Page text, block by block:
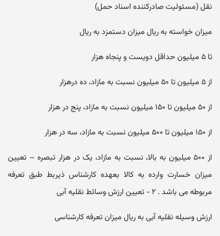
نقل (مسئولیت صادرکننده اسناد حمل)
میزان خواسته به ریال میزان دستمزد به ریال
تا ۵ میلیون حداقل دویست و پنجاه هزار
از ۵ میلیون تا ۵۰ میلیون نسبت به مازاد، ده درهزار
از ۵۰ میلیون تا ۱۵۰ میلیون نسبت به مازاد، پنج در هزار
از ۱۵۰ میلیون تا ۵۰۰ میلیون نسبت به مازاد، سه در هزار
از ۵۰۰ میلیون به بالا، نسبت به مازاد، یک در هزار تبصره – تعیین
میزان خسارت وارده به کالا بعهده کارشناس ذیربط طبق تعرفه
مربوطه می باشد . ۲ - تعیین ارزش وسائط نقلیه آبی
ارزش وسیله نقلیه آبی به ریال میزان تعرفه کارشناسی